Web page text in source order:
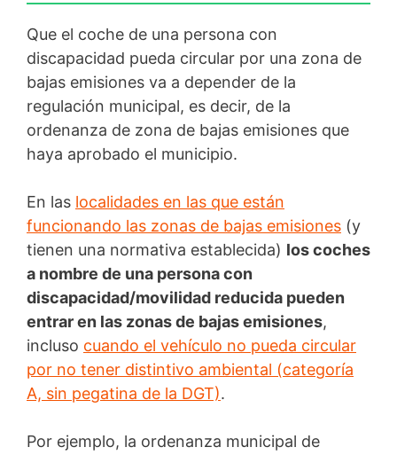
Que el coche de una persona con
discapacidad pueda circular por una zona de
bajas emisiones va a depender de la
regulación municipal, es decir, de la
ordenanza de zona de bajas emisiones que
haya aprobado el municipio.
En las localidades en las que están
funcionando las zonas de bajas emisiones (y
tienen una normativa establecida) los coches
a nombre de una persona con
discapacidad/movilidad reducida pueden
entrar en las zonas de bajas emisiones,
incluso cuando el vehículo no pueda circular
por no tener distintivo ambiental (categoría
A, sin pegatina de la DGT).
Por ejemplo, la ordenanza municipal de